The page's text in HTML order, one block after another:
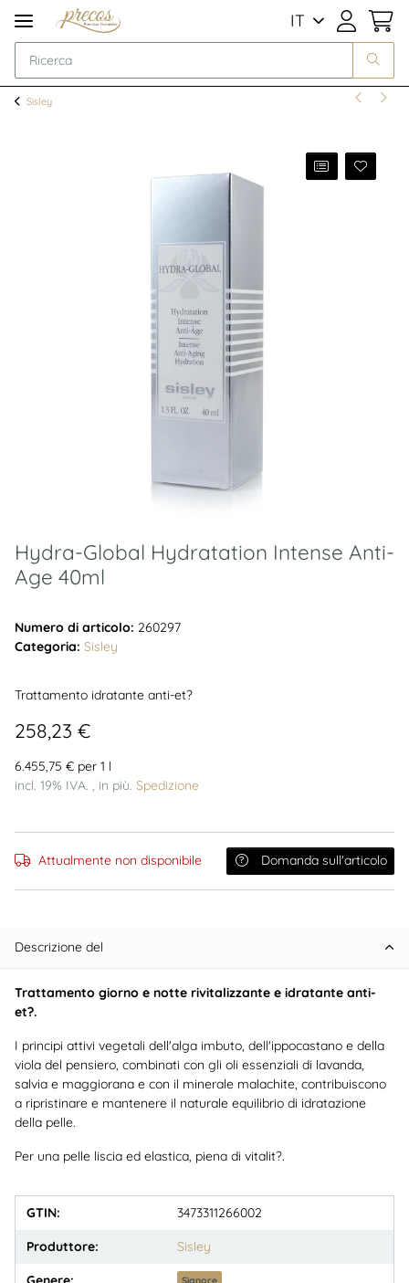
IT
Sisley
Hydra-Global Hydratation Intense Anti-
Age 40ml
Numero di articolo: 260297
Categoria: Sisley
Trattamento idratante anti-et?
258,23 €
6.455,75 € per 1 l
incl. 19% IVA. , in più. Spedizione
Attualmente non disponibile Domanda sull'articolo
Descrizione del
Trattamento giorno e notte rivitalizzante e idratante anti-
et?.
I principi attivi vegetali dell'alga imbuto, dell'ippocastano e della
viola del pensiero, combinati con gli oli essenziali di lavanda,
salvia e maggiorana e con il minerale malachite, contribuiscono
a ripristinare e mantenere il naturale equilibrio di idratazione
della pelle.
Per una pelle liscia ed elastica, piena di vitalit?.
GTIN: 3473311266002
Produttore: Sisley
Signore